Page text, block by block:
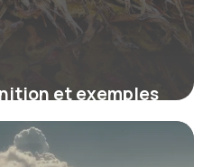
et exemples